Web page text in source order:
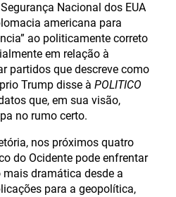
Nacional dos EUA
americana para
ao politicamente correto
em relação à
partidos que descreve como
Trump disse à POLITICO
que, em sua visão,
no rumo certo.
nos próximos quatro
do Ocidente pode enfrentar
dramática desde a
para a geopolítica,